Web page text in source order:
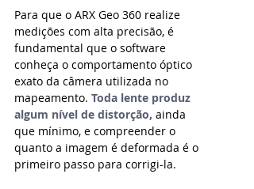
Para que o ARX Geo 360 realize
medições com alta precisão, é
fundamental que o software
conheça o comportamento óptico
exato da câmera utilizada no
mapeamento. Toda lente produz
algum nível de distorção, ainda
que mínimo, e compreender o
quanto a imagem é deformada é o
primeiro passo para corrigi-la.